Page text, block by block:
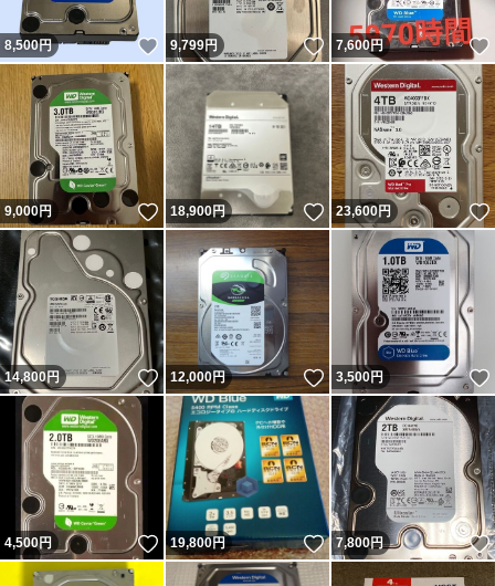
8,500円 いいね！
9,799円 いいね！
7,600円
9,000円 いいね！
18,900円 いいね！
23,600円
14,800円 いいね！
12,000円 いいね！
3,500円
4,500円 いいね！
19,800円 いいね！
7,800円